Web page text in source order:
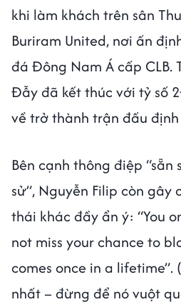
khi làm khách trên sân
Buriram United, nơi ấn
đá Đông Nam Á cấp CLB.
Đẫy đã kết thúc với tỷ số
về trở thành trận đấu
Bên cạnh thông điệp
sử”, Nguyễn Filip còn
thái khác đầy ẩn ý: “You
not miss your chance to
comes once in a lifetime”.
nhất – đừng để nó vuột